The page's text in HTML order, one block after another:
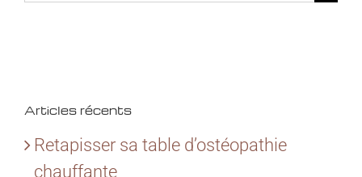
Articles récents
Retapisser sa table d’ostéopathie
chauffante